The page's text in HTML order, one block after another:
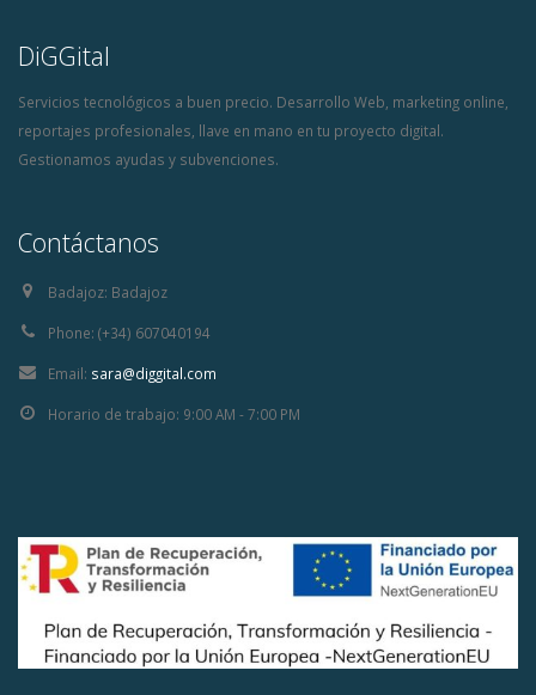
DiGGital
Servicios tecnológicos a buen precio. Desarrollo Web, marketing online,
reportajes profesionales, llave en mano en tu proyecto digital.
Gestionamos ayudas y subvenciones.
Contáctanos
Badajoz: Badajoz
Phone: (+34) 607040194
Email: sara@diggital.com
Horario de trabajo: 9:00 AM - 7:00 PM